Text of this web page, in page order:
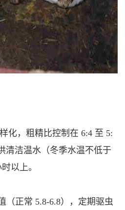
化，粗精比控制在 6:4 至 5:
清洁温水（冬季水温不低于
以上。
（正常 5.8-6.8），定期驱虫